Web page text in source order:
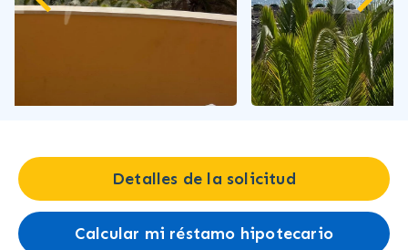
Detalles de la solicitud
Calcular mi réstamo hipotecario